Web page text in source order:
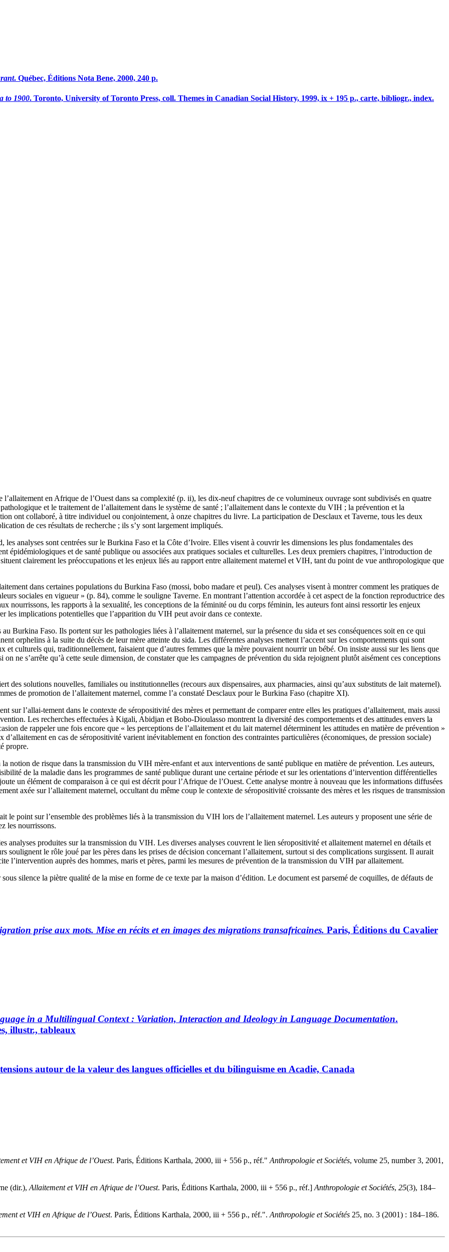
. Québec, Éditions Nota Bene, 2000, 240 p.
to 1900. Toronto, University of Toronto Press, coll. Themes in Canadian Social History, 1999, ix + 195 p., carte, bibliogr., index.
en Afrique de l’Ouest dans sa complexité (p. ii), les dix-neuf chapitres de ce volumineux ouvrage sont subdivisés en quatre
et le traitement de l’allaitement dans le système de santé ; l’allaitement dans le contexte du VIH ; la prévention et la
ont collaboré, à titre individuel ou conjointement, à onze chapitres du livre. La participation de Desclaux et Taverne, tous les deux
de ces résultats de recherche ; ils s’y sont largement impliqués.
analyses sont centrées sur le Burkina Faso et la Côte d’Ivoire. Elles visent à couvrir les dimensions les plus fondamentales des
épidémiologiques et de santé publique ou associées aux pratiques sociales et culturelles. Les deux premiers chapitres, l’introduction de
clairement les préoccupations et les enjeux liés au rapport entre allaitement maternel et VIH, tant du point de vue anthropologique que
dans certaines populations du Burkina Faso (mossi, bobo madare et peul). Ces analyses visent à montrer comment les pratiques de
sociales en vigueur » (p. 84), comme le souligne Taverne. En montrant l’attention accordée à cet aspect de la fonction reproductrice des
nourrissons, les rapports à la sexualité, les conceptions de la féminité ou du corps féminin, les auteurs font ainsi ressortir les enjeux
les implications potentielles que l’apparition du VIH peut avoir dans ce contexte.
Burkina Faso. Ils portent sur les pathologies liées à l’allaitement maternel, sur la présence du sida et ses conséquences soit en ce qui
orphelins à la suite du décès de leur mère atteinte du sida. Les différentes analyses mettent l’accent sur les comportements qui sont
et culturels qui, traditionnellement, faisaient que d’autres femmes que la mère pouvaient nourrir un bébé. On insiste aussi sur les liens que
ne s’arrête qu’à cette seule dimension, de constater que les campagnes de prévention du sida rejoignent plutôt aisément ces conceptions
des solutions nouvelles, familiales ou institutionnelles (recours aux dispensaires, aux pharmacies, ainsi qu’aux substituts de lait maternel).
de promotion de l’allaitement maternel, comme l’a constaté Desclaux pour le Burkina Faso (chapitre XI).
sur l’allai-tement dans le contexte de séropositivité des mères et permettant de comparer entre elles les pratiques d’allaitement, mais aussi
Les recherches effectuées à Kigali, Abidjan et Bobo-Dioulasso montrent la diversité des comportements et des attitudes envers la
de rappeler une fois encore que « les perceptions de l’allaitement et du lait maternel déterminent les attitudes en matière de prévention »
en cas de séropositivité varient inévitablement en fonction des contraintes particulières (économiques, de pression sociale)
propre.
notion de risque dans la transmission du VIH mère-enfant et aux interventions de santé publique en matière de prévention. Les auteurs,
de la maladie dans les programmes de santé publique durant une certaine période et sur les orientations d’intervention différentielles
un élément de comparaison à ce qui est décrit pour l’Afrique de l’Ouest. Cette analyse montre à nouveau que les informations diffusées
axée sur l’allaitement maternel, occultant du même coup le contexte de séropositivité croissante des mères et les risques de transmission
le point sur l’ensemble des problèmes liés à la transmission du VIH lors de l’allaitement maternel. Les auteurs y proposent une série de
les nourrissons.
analyses produites sur la transmission du VIH. Les diverses analyses couvrent le lien séropositivité et allaitement maternel en détails et
soulignent le rôle joué par les pères dans les prises de décision concernant l’allaitement, surtout si des complications surgissent. Il aurait
l’intervention auprès des hommes, maris et pères, parmi les mesures de prévention de la transmission du VIH par allaitement.
silence la piètre qualité de la mise en forme de ce texte par la maison d’édition. Le document est parsemé de coquilles, de défauts de
prise aux mots. Mise en récits et en images des migrations transafricaines. Paris, Éditions du Cavalier
in a Multilingual Context : Variation, Interaction and Ideology in Language Documentation.
illustr., tableaux
autour de la valeur des langues officielles et du bilinguisme en Acadie, Canada
et VIH en Afrique de l’Ouest. Paris, Éditions Karthala, 2000, iii + 556 p., réf." Anthropologie et Sociétés, volume 25, number 3, 2001,
(dir.), Allaitement et VIH en Afrique de l’Ouest. Paris, Éditions Karthala, 2000, iii + 556 p., réf.] Anthropologie et Sociétés, 25(3), 184–
et VIH en Afrique de l’Ouest. Paris, Éditions Karthala, 2000, iii + 556 p., réf.". Anthropologie et Sociétés 25, no. 3 (2001) : 184–186.